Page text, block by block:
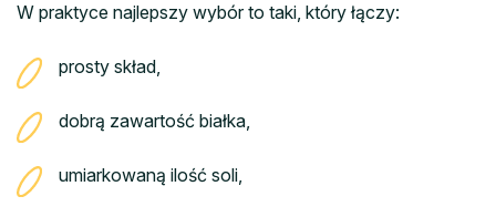
W praktyce najlepszy wybór to taki, który łączy:
prosty skład,
dobrą zawartość białka,
umiarkowaną ilość soli,